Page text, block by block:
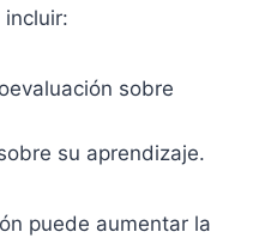
sobre
su aprendizaje.
puede aumentar la